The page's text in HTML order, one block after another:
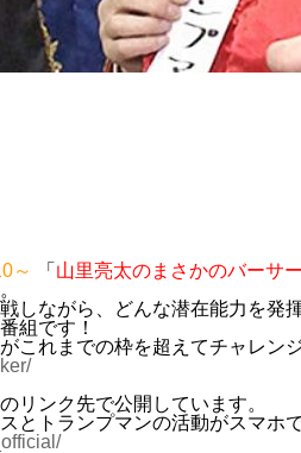
～ 「 山里亮太のまさかのバーサ
しながら、どんな潜在能力を発
組です！
これまでの枠を超えてチャレンジ
リンク先で公開しています。
とトランプマンの活動がスマホ